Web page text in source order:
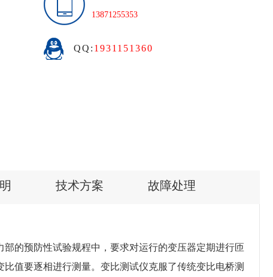
13871255353
QQ: 1931151360
技术方案 故障处理
的预防性试验规程中，要求对运行的变压器定期进行匝
值要逐相进行测量。变比测试仪克服了传统变比电桥测